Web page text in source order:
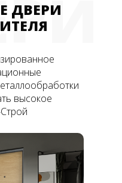
ДВЕРИ
высокое